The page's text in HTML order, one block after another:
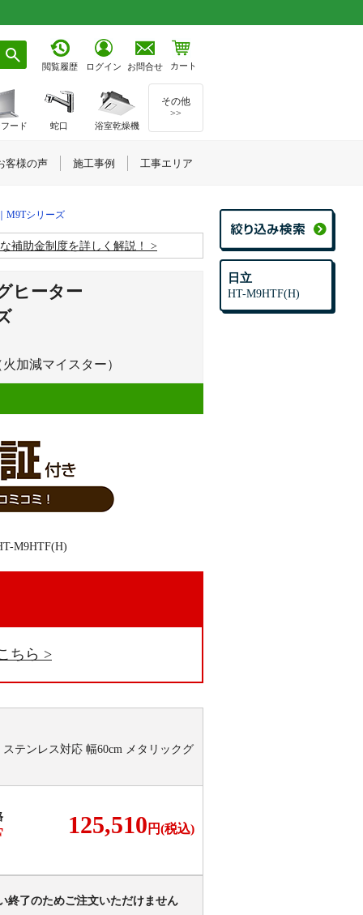
日立
HT-M9HTF(H)
閲覧履歴 ログイン お問合せ カート
M9Tシリーズ
補助金制度を詳しく解説！
ヒーター
加減マイスター）
ちら
テンレス対応 幅60cm メタリックグ
125,510 円(税込)
終了のためご注文いただけません
ード 蛇口 浴室乾燥機
その他
>>
客様の声 施工事例 工事エリア